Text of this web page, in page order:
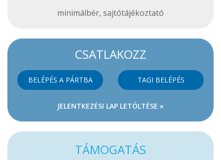
minimálbér, sajtótájékoztató
CSATLAKOZZ
BELÉPÉS A PÁRTBA TAGI BELÉPÉS
JELENTKEZÉSI LAP LETÖLTÉSE »
TÁMOGATÁS